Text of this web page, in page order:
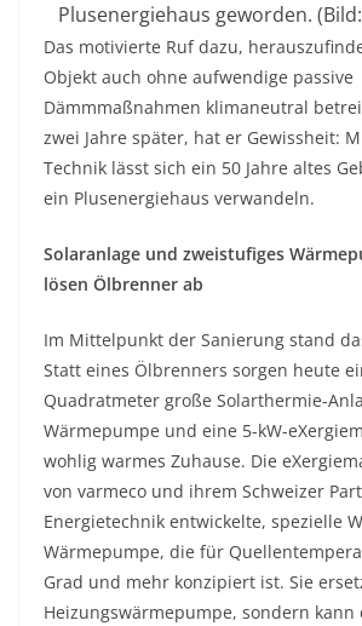
Plusenergiehaus geworden.
Das motivierte Ruf dazu,
Objekt auch ohne aufwendige passive
Dämmmaßnahmen klimaneutral
zwei Jahre später, hat er Gewissheit:
Technik lässt sich ein 50 Jahre altes
ein Plusenergiehaus verwandeln.
Solaranlage und zweistufiges
lösen Ölbrenner ab
Im Mittelpunkt der Sanierung stand
Statt eines Ölbrenners sorgen heute
Quadratmeter große Solarthermie-
Wärmepumpe und eine 5-kW-
wohlig warmes Zuhause. Die
von varmeco und ihrem Schweizer
Energietechnik entwickelte, spezielle
Wärmepumpe, die für
Grad und mehr konzipiert ist. Sie
Heizungswärmepumpe, sondern kann